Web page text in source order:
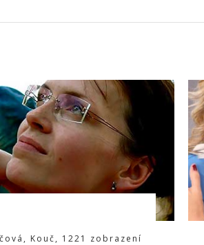
, Kouč, 1221 zobrazení